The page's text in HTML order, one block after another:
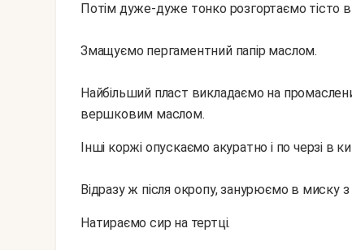
Потім дуже-дуже тонко розгортаємо тісто в
Змащуємо пергаментний папір маслом.
Найбільший пласт викладаємо на
вершковим маслом.
Інші коржі опускаємо акуратно і по черзі в
Відразу ж після окропу, занурюємо в
Натираємо сир на тертці.